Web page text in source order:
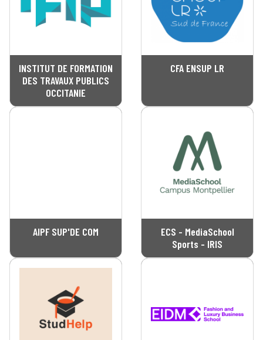
INSTITUT DE FORMATION
DES TRAVAUX PUBLICS
OCCITANIE
CFA ENSUP LR
AIPF SUP'DE COM
ECS - MediaSchool
Sports - IRIS